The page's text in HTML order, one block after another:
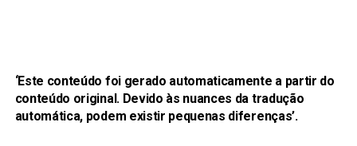
‘Este conteúdo foi gerado automaticamente a partir do
conteúdo original. Devido às nuances da tradução
automática, podem existir pequenas diferenças’.